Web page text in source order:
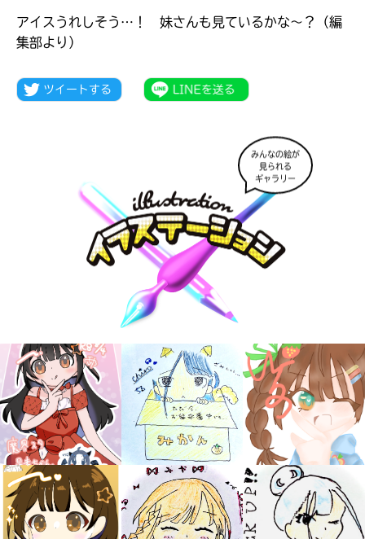
大人気
シリーズに
出会える
アイスうれしそう…！ 妹さんも見ているかな～？（編
集部より）
みんなの絵が
見られる
ギャラリー